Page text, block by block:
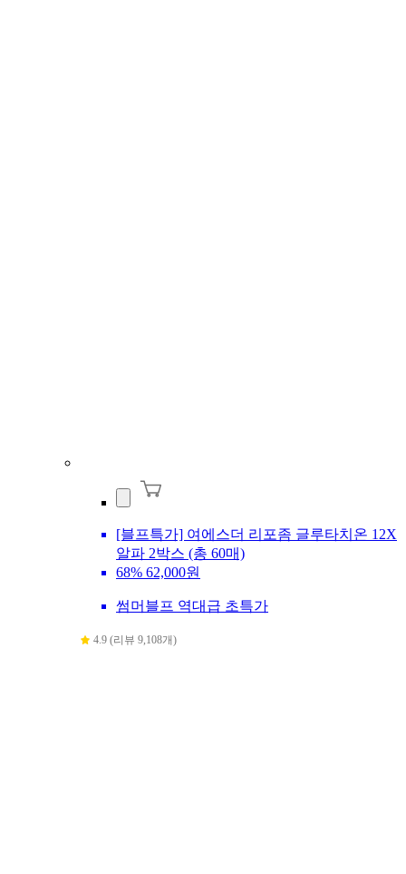
[블프특가] 여에스더 리포좀 글루타치온 12X
알파 2박스 (총 60매)
68% 62,000원
썸머블프 역대급 초특가
4.9 (리뷰 9,108개)